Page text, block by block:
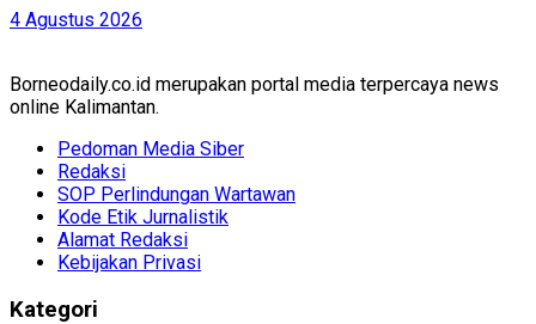
4 Agustus 2026
Borneodaily.co.id merupakan portal media terpercaya news
online Kalimantan.
Pedoman Media Siber
Redaksi
SOP Perlindungan Wartawan
Kode Etik Jurnalistik
Alamat Redaksi
Kebijakan Privasi
Kategori